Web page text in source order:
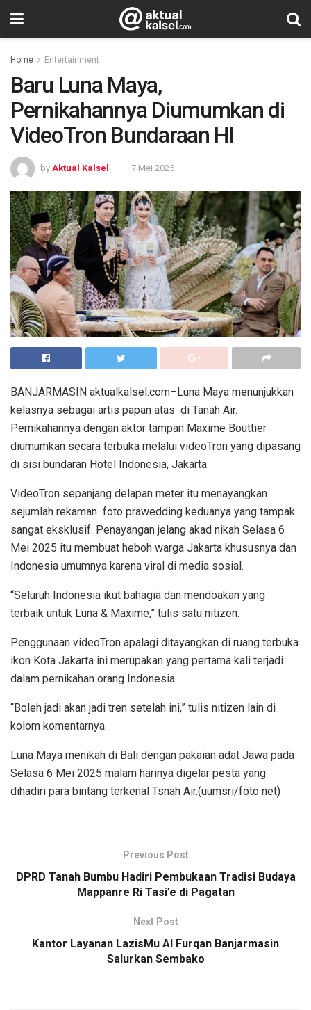
Home Entertainment
Baru Luna Maya,
Pernikahannya Diumumkan di
VideoTron Bundaraan HI
by Aktual Kalsel 7 Mei 2025
BANJARMASIN aktualkalsel.com–Luna Maya menunjukkan
kelasnya sebagai artis papan atas di Tanah Air.
Pernikahannya dengan aktor tampan Maxime Bouttier
diumumkan secara terbuka melalui videoTron yang dipasang
di sisi bundaran Hotel Indonesia, Jakarta.
VideoTron sepanjang delapan meter itu menayangkan
sejumlah rekaman foto prawedding keduanya yang tampak
sangat eksklusif. Penayangan jelang akad nikah Selasa 6
Mei 2025 itu membuat heboh warga Jakarta khususnya dan
Indonesia umumnya karena viral di media sosial.
“Seluruh Indonesia ikut bahagia dan mendoakan yang
terbaik untuk Luna & Maxime,” tulis satu nitizen.
Penggunaan videoTron apalagi ditayangkan di ruang terbuka
ikon Kota Jakarta ini merupakan yang pertama kali terjadi
dalam pernikahan orang Indonesia.
“Boleh jadi akan jadi tren setelah ini,” tulis nitizen lain di
kolom komentarnya.
Luna Maya menikah di Bali dengan pakaian adat Jawa pada
Selasa 6 Mei 2025 malam harinya digelar pesta yang
dihadiri para bintang terkenal Tsnah Air.(uumsri/foto net)
Previous Post
DPRD Tanah Bumbu Hadiri Pembukaan Tradisi Budaya
Mappanre Ri Tasi’e di Pagatan
Next Post
Kantor Layanan LazisMu Al Furqan Banjarmasin
Salurkan Sembako